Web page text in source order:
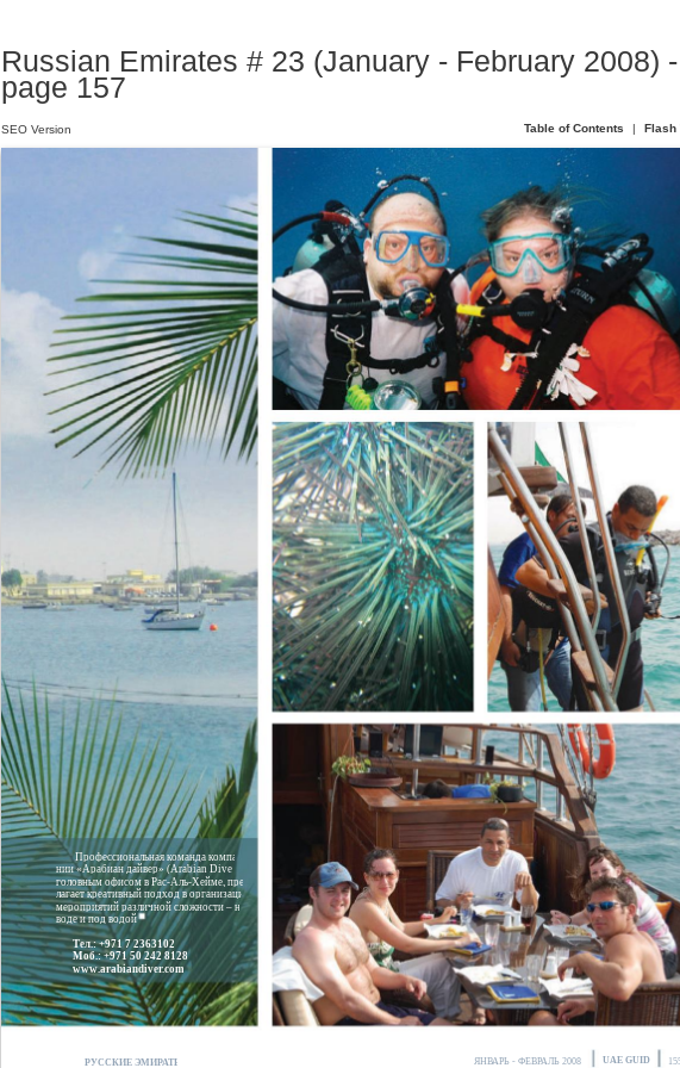
Russian Emirates # 23 (January - February 2008) -
page 157
РУССКИЕ ЭМИРАТЫ ЯНВАРЬ - ФЕВРАЛЬ 2008 UAE GUIDE
Профессиональная команда компа-
нии «Арабиан дайвер» (Arabian Diver), с
головным офисом в Рас-Аль-Хейме, пред-
лагает креативный подход в организации
мероприятий различной сложности – на
воде и под водой.
Тел.: +971 7 2363102
Моб.: +971 50 242 8128
www.arabiandiver.com
SEO Version Table of Contents | Flash